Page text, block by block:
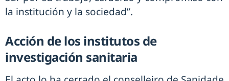
la institución y la sociedad”.
Acción de los institutos de
investigación sanitaria